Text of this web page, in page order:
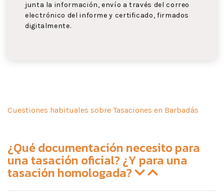
junta la información, envío a través del correo
electrónico del informe y certificado, firmados
digitalmente.
Cuestiones habituales sobre Tasaciones en Barbadás
¿Qué documentación necesito para
una tasación oficial? ¿Y para una
tasación homologada?